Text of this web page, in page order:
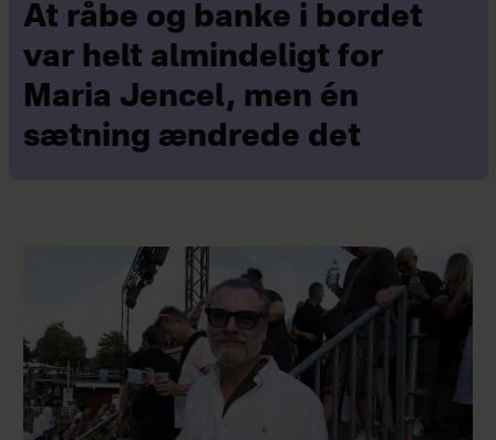
At råbe og banke i bordet
var helt almindeligt for
Maria Jencel, men én
sætning ændrede det